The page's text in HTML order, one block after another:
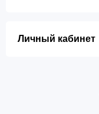
Личный кабинет